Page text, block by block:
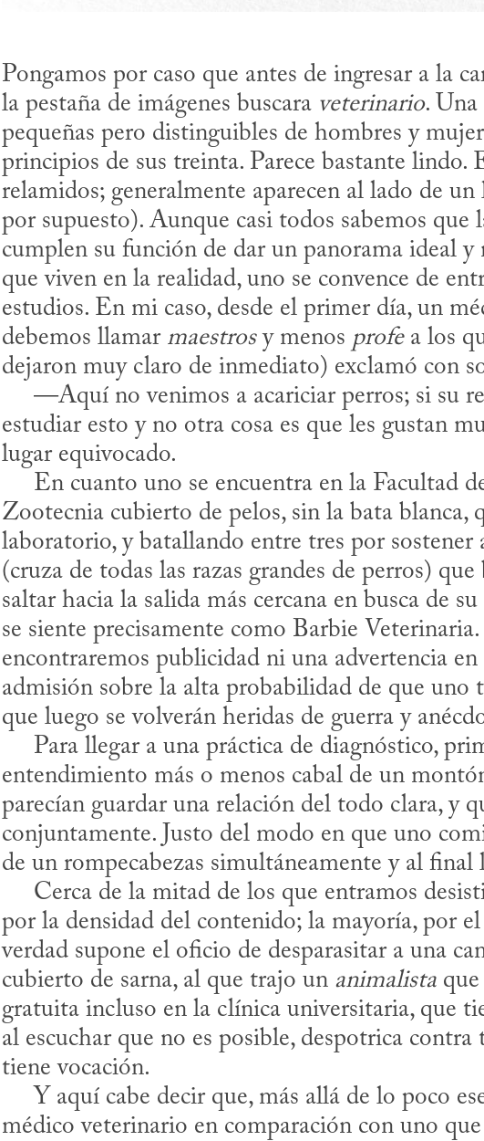
Pongamos por caso que antes de ingresar a la
la pestaña de imágenes buscara veterinario. Una
pequeñas pero distinguibles de hombres y
principios de sus treinta. Parece bastante lindo.
relamidos; generalmente aparecen al lado de
por supuesto). Aunque casi todos sabemos que
cumplen su función de dar un panorama ideal y
que viven en la realidad, uno se convence de
estudios. En mi caso, desde el primer día, un
debemos llamar maestros y menos profe a los
dejaron muy claro de inmediato) exclamó con
estudiar esto y no otra cosa es que les gustan
lugar equivocado.
Zootecnia cubierto de pelos, sin la bata blanca,
laboratorio, y batallando entre tres por sostener
(cruza de todas las razas grandes de perros)
saltar hacia la salida más cercana en busca de
se siente precisamente como Barbie
encontraremos publicidad ni una advertencia en
admisión sobre la alta probabilidad de que uno
que luego se volverán heridas de guerra y
entendimiento más o menos cabal de un
parecían guardar una relación del todo clara, y
conjuntamente. Justo del modo en que uno
de un rompecabezas simultáneamente y al final
por la densidad del contenido; la mayoría, por
verdad supone el oficio de desparasitar a una
cubierto de sarna, al que trajo un animalista que
gratuita incluso en la clínica universitaria, que
al escuchar que no es posible, despotrica
tiene vocación.
médico veterinario en comparación con uno